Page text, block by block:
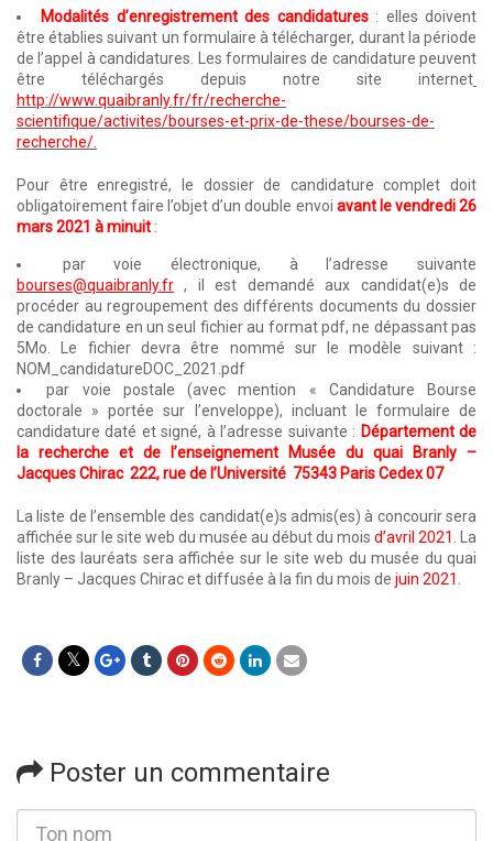
Modalités d’enregistrement des candidatures : elles doivent
être établies suivant un formulaire à télécharger, durant la période
de l’appel à candidatures. Les formulaires de candidature peuvent
être téléchargés depuis notre site internet
http://www.quaibranly.fr/fr/recherche-
scientifique/activites/bourses-et-prix-de-these/bourses-de-
recherche/.
Pour être enregistré, le dossier de candidature complet doit
obligatoirement faire l’objet d’un double envoi avant le vendredi 26
mars 2021 à minuit :
par voie électronique, à l’adresse suivante
bourses@quaibranly.fr , il est demandé aux candidat(e)s de
procéder au regroupement des différents documents du dossier
de candidature en un seul fichier au format pdf, ne dépassant pas
5Mo. Le fichier devra être nommé sur le modèle suivant :
NOM_candidatureDOC_2021.pdf
par voie postale (avec mention « Candidature Bourse
doctorale » portée sur l’enveloppe), incluant le formulaire de
candidature daté et signé, à l’adresse suivante : Département de
la recherche et de l’enseignement Musée du quai Branly –
Jacques Chirac 222, rue de l’Université 75343 Paris Cedex 07
La liste de l’ensemble des candidat(e)s admis(es) à concourir sera
affichée sur le site web du musée au début du mois d’avril 2021
. La
liste des lauréats sera affichée sur le site web du musée du quai
Branly – Jacques Chirac et diffusée à la fin du mois de juin 2021
Poster un commentaire